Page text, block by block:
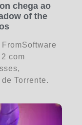
chega ao
of the
com
Torrente.